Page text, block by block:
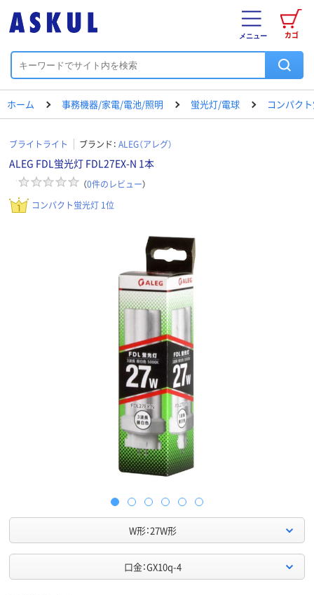
カゴ
メニュー
ホーム 事務機器/家電/電池/照明 蛍光灯/電球 コンパク
ブライトライト ブランド： ALEG（アレグ）
ALEG FDL蛍光灯 FDL27EX-N 1本
（0件のレビュー）
コンパクト蛍光灯 1位
W形：27W形
口金：GX10q-4